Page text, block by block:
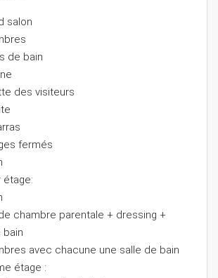
salon
de bain
des visiteurs
fermés
étage:
chambre parentale + dressing +
bain
avec chacune une salle de bain
étage :